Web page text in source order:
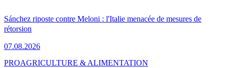
Sánchez riposte contre Meloni : l'Italie menacée de mesures de
rétorsion
07.08.2026
PROAGRICULTURE & ALIMENTATION